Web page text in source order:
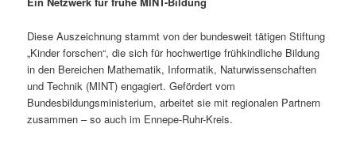
Diese Auszeichnung stammt von der bundesweit tätigen Stiftung
„Kinder forschen“, die sich für hochwertige frühkindliche Bildung
in den Bereichen Mathematik, Informatik, Naturwissenschaften
und Technik (MINT) engagiert. Gefördert vom
Bundesbildungsministerium, arbeitet sie mit regionalen Partnern
zusammen – so auch im Ennepe-Ruhr-Kreis.